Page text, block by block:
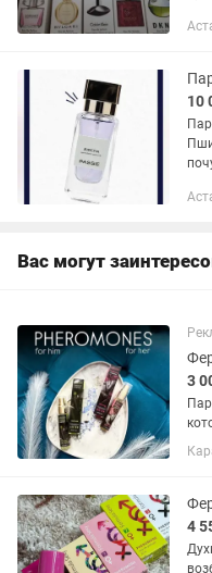
10
Вас могут
3
4